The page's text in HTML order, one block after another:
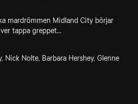
mardrömmen Midland City börjar
tappa greppet...
Nick Nolte, Barbara Hershey, Glenne